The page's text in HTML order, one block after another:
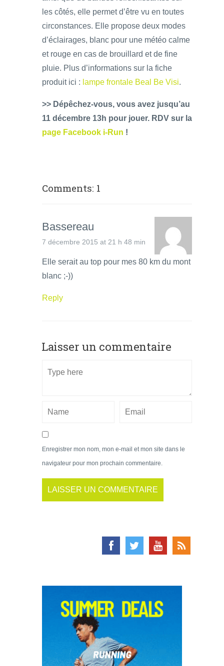
les côtés, elle permet d’être vu en toutes
circonstances. Elle propose deux modes
d’éclairages, blanc pour une météo calme
et rouge en cas de brouillard et de fine
pluie. Plus d’informations sur la fiche
produit ici : lampe frontale Beal Be Visi.
>> Dépêchez-vous, vous avez jusqu’au
11 décembre 13h pour jouer. RDV sur la
page Facebook i-Run !
Comments: 1
Bassereau
7 décembre 2015 at 21 h 48 min
Elle serait au top pour mes 80 km du mont
blanc ;-))
Reply
Laisser un commentaire
Enregistrer mon nom, mon e-mail et mon site dans le
navigateur pour mon prochain commentaire.